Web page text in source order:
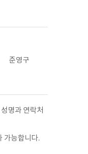
준영구
명과 연락처
가능합니다.